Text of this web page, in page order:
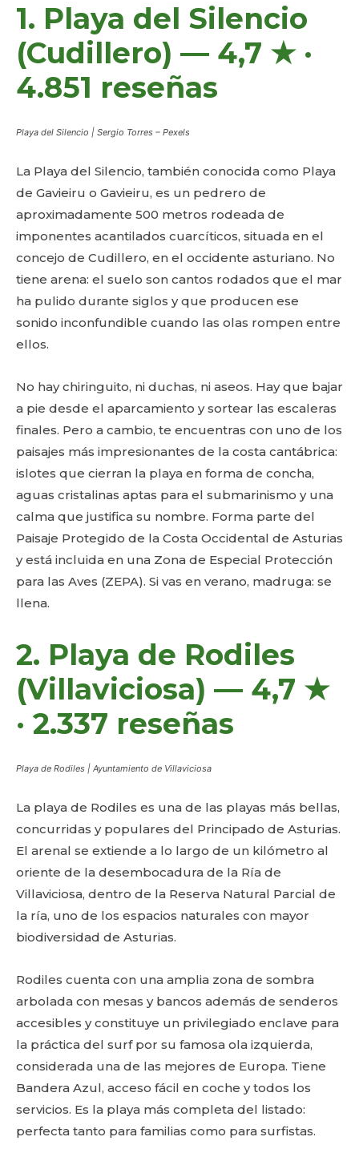
1. Playa del Silencio
(Cudillero) — 4,7 ★ ·
4.851 reseñas
Playa del Silencio | Sergio Torres – Pexels
La Playa del Silencio, también conocida como Playa
de Gavieiru o Gavieiru, es un pedrero de
aproximadamente 500 metros rodeada de
imponentes acantilados cuarcíticos, situada en el
concejo de Cudillero, en el occidente asturiano. No
tiene arena: el suelo son cantos rodados que el mar
ha pulido durante siglos y que producen ese
sonido inconfundible cuando las olas rompen entre
ellos.
No hay chiringuito, ni duchas, ni aseos. Hay que bajar
a pie desde el aparcamiento y sortear las escaleras
finales. Pero a cambio, te encuentras con uno de los
paisajes más impresionantes de la costa cantábrica:
islotes que cierran la playa en forma de concha,
aguas cristalinas aptas para el submarinismo y una
calma que justifica su nombre. Forma parte del
Paisaje Protegido de la Costa Occidental de Asturias
y está incluida en una Zona de Especial Protección
para las Aves (ZEPA). Si vas en verano, madruga: se
llena.
2. Playa de Rodiles
(Villaviciosa) — 4,7 ★
· 2.337 reseñas
Playa de Rodiles | Ayuntamiento de Villaviciosa
La playa de Rodiles es una de las playas más bellas,
concurridas y populares del Principado de Asturias.
El arenal se extiende a lo largo de un kilómetro al
oriente de la desembocadura de la Ría de
Villaviciosa, dentro de la Reserva Natural Parcial de
la ría, uno de los espacios naturales con mayor
biodiversidad de Asturias.
Rodiles cuenta con una amplia zona de sombra
arbolada con mesas y bancos además de senderos
accesibles y constituye un privilegiado enclave para
la práctica del surf por su famosa ola izquierda,
considerada una de las mejores de Europa. Tiene
Bandera Azul, acceso fácil en coche y todos los
servicios. Es la playa más completa del listado:
perfecta tanto para familias como para surfistas.